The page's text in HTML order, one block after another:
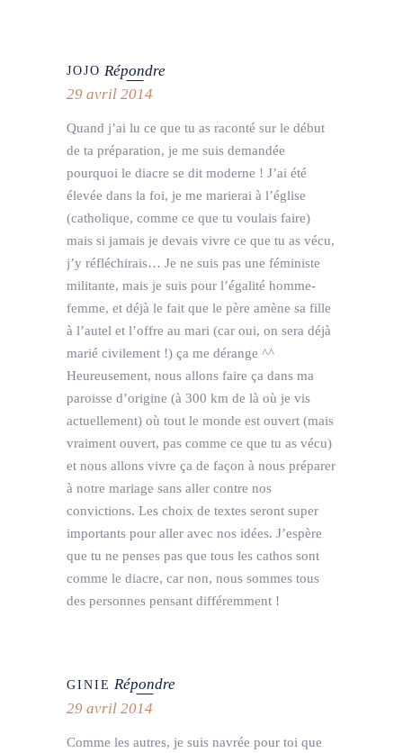
JOJO Répondre
29 avril 2014
Quand j’ai lu ce que tu as raconté sur le début
de ta préparation, je me suis demandée
pourquoi le diacre se dit moderne ! J’ai été
élevée dans la foi, je me marierai à l’église
(catholique, comme ce que tu voulais faire)
mais si jamais je devais vivre ce que tu as vécu,
j’y réfléchirais… Je ne suis pas une féministe
militante, mais je suis pour l’égalité homme-
femme, et déjà le fait que le père amène sa fille
à l’autel et l’offre au mari (car oui, on sera déjà
marié civilement !) ça me dérange ^^
Heureusement, nous allons faire ça dans ma
paroisse d’origine (à 300 km de là où je vis
actuellement) où tout le monde est ouvert (mais
vraiment ouvert, pas comme ce que tu as vécu)
et nous allons vivre ça de façon à nous préparer
à notre mariage sans aller contre nos
convictions. Les choix de textes seront super
importants pour aller avec nos idées. J’espère
que tu ne penses pas que tous les cathos sont
comme le diacre, car non, nous sommes tous
des personnes pensant différemment !
GINIE Répondre
29 avril 2014
Comme les autres, je suis navrée pour toi que